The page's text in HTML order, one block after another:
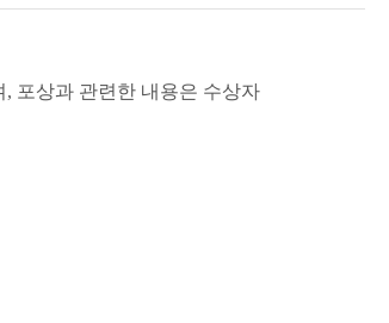
, 포상과 관련한 내용은 수상자